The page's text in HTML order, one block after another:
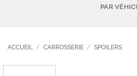
PAR
ACCUEIL / CARROSSERIE / SPOILERS